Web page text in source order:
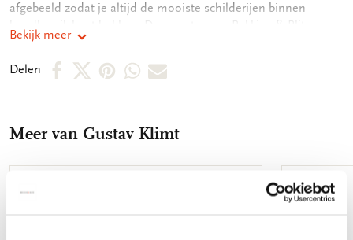
afgebeeld zodat je altijd de mooiste schilderijen binnen
weegt maar 72 gram en is opvouwbaar waardoor hij
gemakkelijk is op te bergen in je tas, ideaal om altijd bij de
hand te hebben. De afmeting van de opgevouwen tas is 7,5 bij
boodschappentas. De tas kan zowel in de hand als op de
maximum van 20 kg dragen. De tas heeft een stevige rits,
waardoor deze veilig afgesloten kan worden. In de tas zit een
handig opbergzakje, handig voor bijvoorbeeld uw telefoon.
Bekijk meer
Delen
DeelDeelDeelDeelDeel
mail
Meer van Gustav Klimt
Toevoegen